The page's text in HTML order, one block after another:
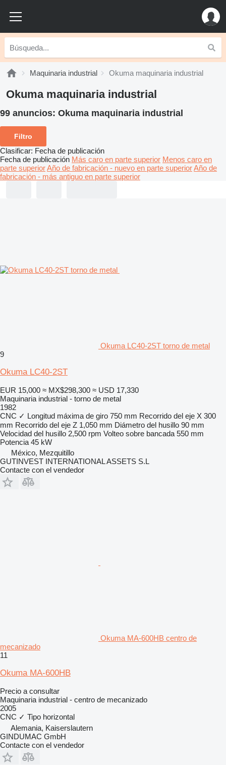
Maquinaria industrial Okuma maquinaria industrial
Okuma maquinaria industrial
99 anuncios: Okuma maquinaria industrial
Filtro
Clasificar: Fecha de publicación
Fecha de publicación Más caro en parte superior Menos caro en
parte superiorAño de fabricación - nuevo en parte superiorAño de
fabricación - más antiguo en parte superior
Okuma LC40-2ST torno de metal
9
Okuma LC40-2ST
EUR 15,000 ≈ MX$298,300 ≈ USD 17,330
Maquinaria industrial - torno de metal
1982
CNC ✓ Longitud máxima de giro 750 mm Recorrido del eje X 300
mm Recorrido del eje Z 1,050 mm Diámetro del husillo 90 mm
Velocidad del husillo 2,500 rpm Volteo sobre bancada 550 mm
Potencia 45 kW
México, Mezquitillo
GUTINVEST INTERNATIONAL ASSETS S.L
Contacte con el vendedor
Okuma MA-600HB centro de
mecanizado
11
Okuma MA-600HB
Precio a consultar
Maquinaria industrial - centro de mecanizado
2005
CNC ✓ Tipo horizontal
Alemania, Kaiserslautern
GINDUMAC GmbH
Contacte con el vendedor